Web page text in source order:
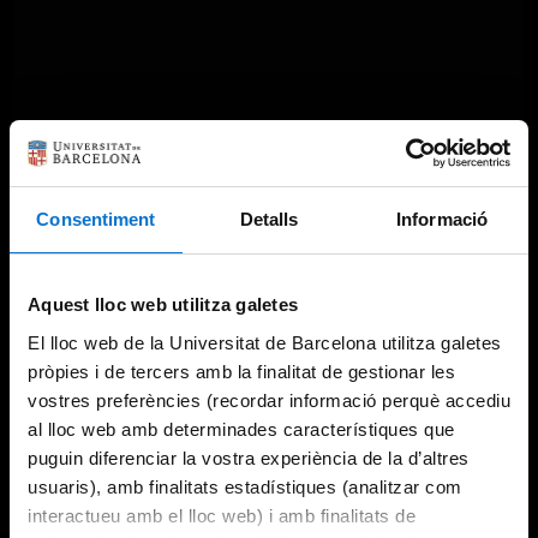
Consentiment Detalls Informació
Aquest lloc web utilitza galetes
El lloc web de la Universitat de Barcelona utilitza galetes
pròpies i de tercers amb la finalitat de gestionar les
vostres preferències (recordar informació perquè accediu
al lloc web amb determinades característiques que
puguin diferenciar la vostra experiència de la d’altres
usuaris), amb finalitats estadístiques (analitzar com
interactueu amb el lloc web) i amb finalitats de